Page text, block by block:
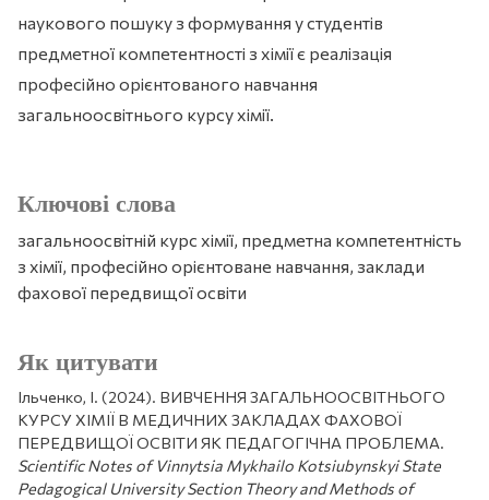
Ключові слова
загальноосвітній курс хімії, предметна компетентність
з хімії, професійно орієнтоване навчання, заклади
фахової передвищої освіти
Як цитувати
Ільченко, І. (2024). ВИВЧЕННЯ ЗАГАЛЬНООСВІТНЬОГО
КУРСУ ХІМІЇ В МЕДИЧНИХ ЗАКЛАДАХ ФАХОВОЇ
ПЕРЕДВИЩОЇ ОСВІТИ ЯК ПЕДАГОГІЧНА ПРОБЛЕМА.
Scientific Notes of Vinnytsia Mykhailo Kotsiubynskyi State
Pedagogical University Section Theory and Methods of
наукового пошуку з формування у студентів
предметної компетентності з хімії є реалізація
професійно орієнтованого навчання
загальноосвітнього курсу хімії.